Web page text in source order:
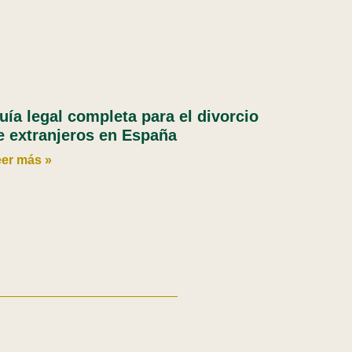
legal completa para el divorcio
extranjeros en España
más »